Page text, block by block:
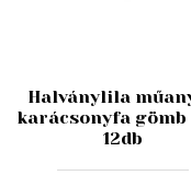
Halványlila
karácsonyfa gömb
12db